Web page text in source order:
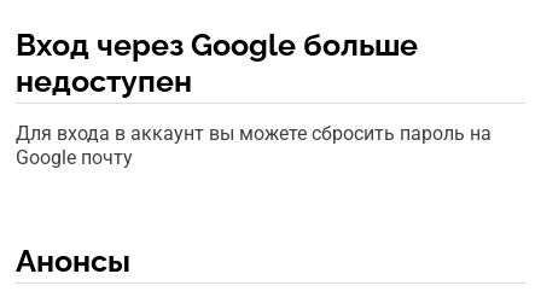
Вход через Google больше
недоступен
Для входа в аккаунт вы можете сбросить пароль на
Google почту
Анонсы